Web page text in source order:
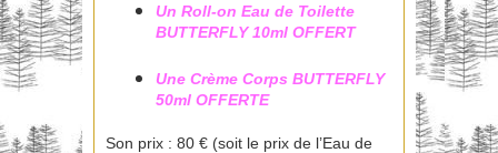
Un Roll-on Eau de Toilette
BUTTERFLY 10ml OFFERT
Une Crème Corps BUTTERFLY
50ml OFFERTE
Son prix : 80 € (soit le prix de l’Eau de